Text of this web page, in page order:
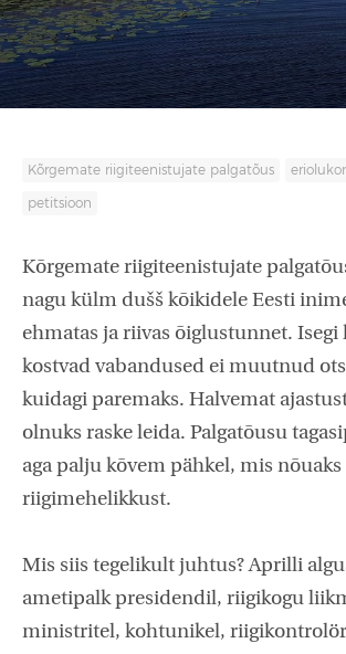
Kõrgemate riigiteenistujate palgatõus
petitsioon
Kõrgemate riigiteenistujate
nagu külm dušš kõikidele Eesti
ehmatas ja riivas õiglustunnet. Isegi
kostvad vabandused ei muutnud
kuidagi paremaks. Halvemat
olnuks raske leida. Palgatõusu
aga palju kõvem pähkel, mis nõuaks
riigimehelikkust.
Mis siis tegelikult juhtus? Aprilli
ametipalk presidendil, riigikogu
ministritel, kohtunikel,